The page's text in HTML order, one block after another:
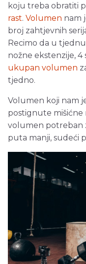
koju treba obratiti
rast. Volumen nam
broj zahtjevnih
Recimo da u
nožne ekstenzije, 4
ukupan volumen
tjedno.
Volumen koji nam
postignute mišićne
volumen potreban
puta manji, sudeći